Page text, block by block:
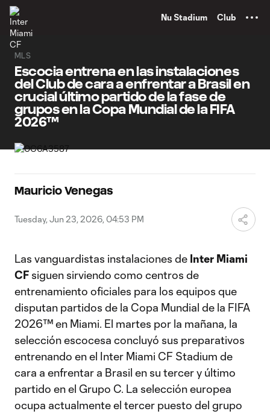
Nu Stadium Club
MLS
Escocia entrena en las instalaciones
del Club de cara a enfrentar a Brasil en
crucial último partido de la fase de
grupos en la Copa Mundial de la FIFA
2026™
Mauricio Venegas
Tuesday, Jun 23, 2026, 04:53 PM
Las vanguardistas instalaciones de Inter Miami
CF siguen sirviendo como centros de
entrenamiento oficiales para los equipos que
disputan partidos de la Copa Mundial de la FIFA
2026™ en Miami. El martes por la mañana, la
selección escocesa concluyó sus preparativos
entrenando en el Inter Miami CF Stadium de
cara a enfrentar a Brasil en su tercer y último
partido en el Grupo C. La selección europea
ocupa actualmente el tercer puesto del grupo